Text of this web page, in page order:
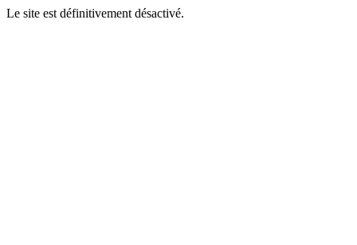
Le site est définitivement désactivé.